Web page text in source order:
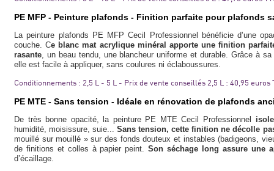
PE MFP - Peinture plafonds - Finition parfaite pour plafonds
La peinture plafonds PE MFP Cecil Professionnel bénéficie d’une
couche. Ce blanc mat acrylique minéral apporte une finition
rasante, un beau tendu, une blancheur uniforme et durable. Grâce à
elle est facile à appliquer, sans coulures ni éclaboussures.
Conditionnements : 2,5 L - 5 L - Prix de vente conseillés 2,5 L : 40,95 euros
PE MTE - Sans tension - Idéale en rénovation de plafonds
De très bonne opacité, la peinture PE MTE Cecil Professionnel
humidité, moisissure, suie... Sans tension, cette finition ne décolle
mouillé sur mouillé » sur des fonds douteux et instables (badigeons,
de finitions et colles à papier peint.Son séchage long assure une
d’écaillage.